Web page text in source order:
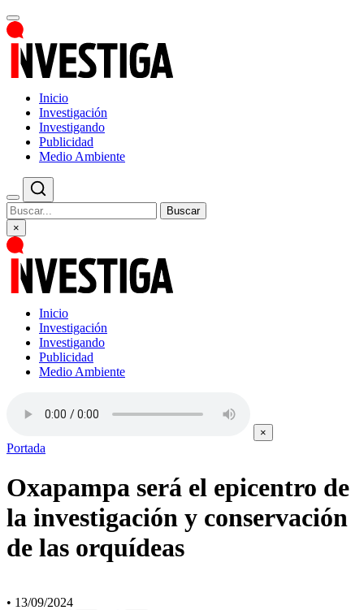
Inicio
Investigación
Investigando
Publicidad
Medio Ambiente
Buscar
×
Inicio
Investigación
Investigando
Publicidad
Medio Ambiente
×
Portada
Oxapampa será el epicentro de
la investigación y conservación
de las orquídeas
• 13/09/2024